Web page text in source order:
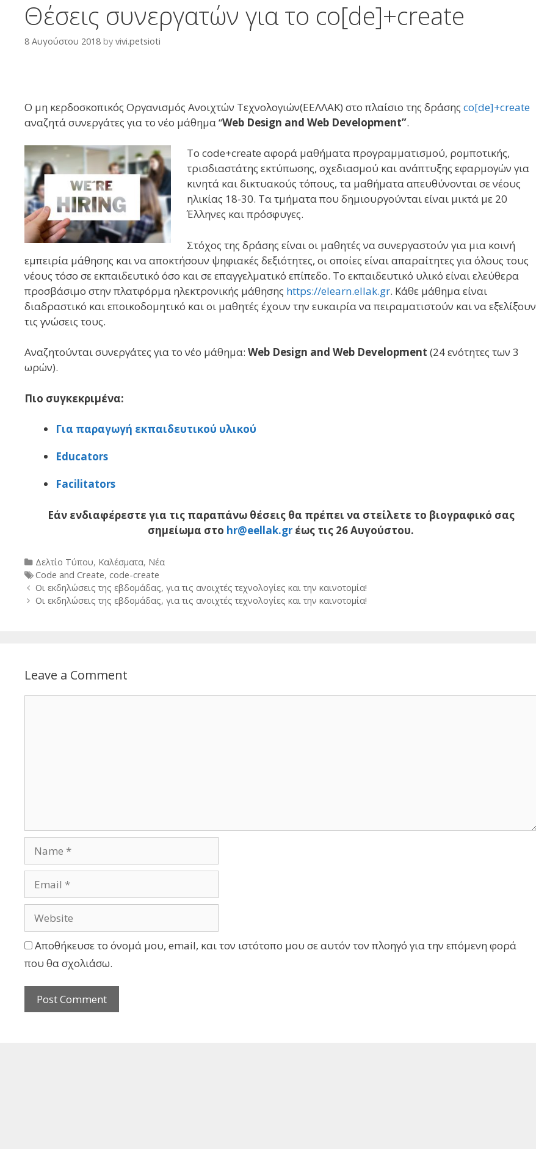
Θέσεις συνεργατών για το co[de]+create
8 Αυγούστου 2018 by vivi.petsioti
Ο μη κερδοσκοπικός Οργανισμός Ανοιχτών Τεχνολογιών(ΕΕΛΛΑΚ) στο πλαίσιο της δράσης co[de]+create
αναζητά συνεργάτες για το νέο μάθημα “Web Design and Web Development”.
Το code+create αφορά μαθήματα προγραμματισμού, ρομποτικής,
τρισδιαστάτης εκτύπωσης, σχεδιασμού και ανάπτυξης εφαρμογών για
κινητά και δικτυακούς τόπους, τα μαθήματα απευθύνονται σε νέους
ηλικίας 18-30. Τα τμήματα που δημιουργούνται είναι μικτά με 20
Έλληνες και πρόσφυγες.
Στόχος της δράσης είναι οι μαθητές να συνεργαστούν για μια κοινή
εμπειρία μάθησης και να αποκτήσουν ψηφιακές δεξιότητες, οι οποίες είναι απαραίτητες για όλους τους
νέους τόσο σε εκπαιδευτικό όσο και σε επαγγελματικό επίπεδο. Το εκπαιδευτικό υλικό είναι ελεύθερα
προσβάσιμο στην πλατφόρμα ηλεκτρονικής μάθησης https://elearn.ellak.gr. Κάθε μάθημα είναι
διαδραστικό και εποικοδομητικό και οι μαθητές έχουν την ευκαιρία να πειραματιστούν και να εξελίξουν
τις γνώσεις τους.
Αναζητούνται συνεργάτες για το νέο μάθημα: Web Design and Web Development (24 ενότητες των 3
ωρών).
Πιο συγκεκριμένα:
Για παραγωγή εκπαιδευτικού υλικού
Educators
Facilitators
Εάν ενδιαφέρεστε για τις παραπάνω θέσεις θα πρέπει να στείλετε το βιογραφικό σας
σημείωμα στο hr@eellak.gr έως τις 26 Αυγούστου.
Categories
Δελτίο Τύπου, Καλέσματα, Νέα
Tags
Code and Create, code-create
Post
navigation
Οι εκδηλώσεις της εβδομάδας, για τις ανοιχτές τεχνολογίες και την καινοτομία!
Οι εκδηλώσεις της εβδομάδας, για τις ανοιχτές τεχνολογίες και την καινοτομία!
Leave a Comment
Αποθήκευσε το όνομά μου, email, και τον ιστότοπο μου σε αυτόν τον πλοηγό για την επόμενη φορά
που θα σχολιάσω.